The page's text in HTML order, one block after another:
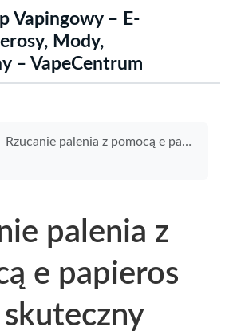
Vapingowy – E-
Mody,
– VapeCentrum
Rzucanie palenia z pomocą e papieros czy to skuteczny sposób na walkę z nałogiem
palenia z
e papieros